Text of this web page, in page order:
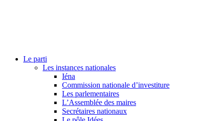
Le parti
Les instances nationales
Iéna
Commission nationale d’investiture
Les parlementaires
L’Assemblée des maires
Secrétaires nationaux